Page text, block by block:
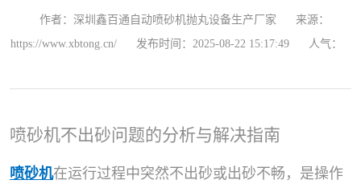
作者：深圳鑫百通自动喷砂机抛丸设备生产厂家
来源：
https://www.xbtong.cn/
发布时间：2025-08-22 15:17:49 人气：
喷砂机不出砂问题的分析与解决指南
喷砂机在运行过程中突然不出砂或出砂不畅，是操作